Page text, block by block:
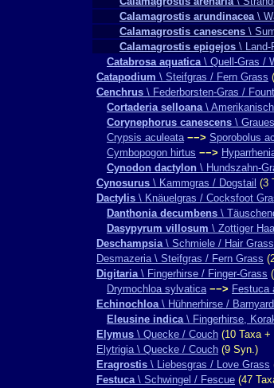
Calamagrostis arundinacea\
Calamagrostis canescens \
Calamagrostis epigejos \ Land-
Catabrosa aquatica\ Quell-Gras /
Catapodium \ Steifgras / Fern Grass
Cenchrus \ Federborsten-Gras /
Cortaderia selloana\
Corynephorus canescens \
Crypsis aculeata −−> Sporobolus
Cymbopogon hirtus −−>
Cynodon dactylon \ Hundszahn-
Cynosurus \ Kammgras / Dogstail (3
Dactylis \ Knäuelgras / Cocksfoot
Danthonia decumbens \
Dasypyrum villosum \ Zottiger
Deschampsia\ Schmiele / Hair Grass
Desmazeria \ Steifgras / Fern Grass
Digitaria\ Fingerhirse / Finger-Grass
Drymochloa sylvatica −−> Festuca
Echinochloa\ Hühnerhirse /
Eleusine indica\ Fingerhirse,
Elymus \ Quecke / Couch (10 Taxa
Elytrigia \ Quecke / Couch (9 Syn.)
Eragrostis \ Liebesgras / Love Grass
Festuca\ Schwingel / Fescue (47